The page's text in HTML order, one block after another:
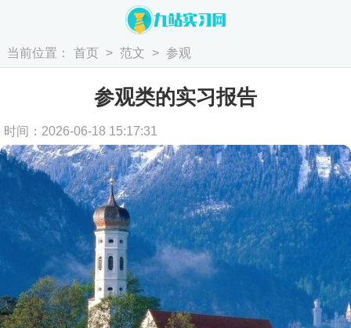
当前位置： 首页 > 范文 > 参观
参观类的实习报告
时间：2026-06-18 15:17:31